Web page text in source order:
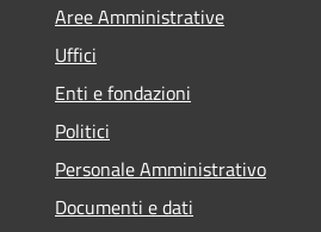
Aree Amministrative
Uffici
Enti e fondazioni
Politici
Personale Amministrativo
Documenti e dati